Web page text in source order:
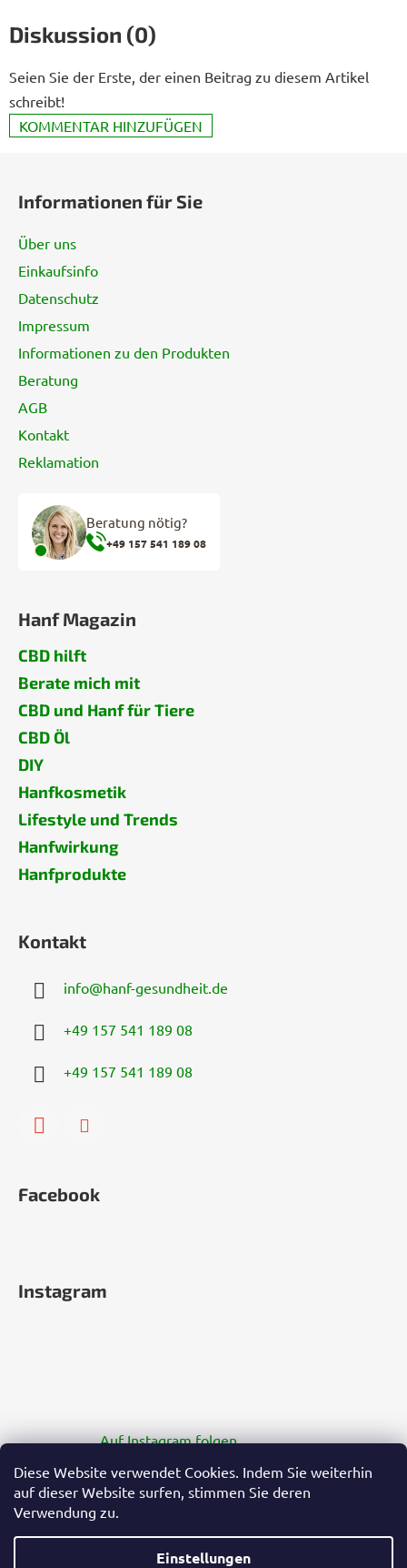
Diese Website verwendet Cookies. Indem Sie weiterhin
auf dieser Website surfen, stimmen Sie deren
Verwendung zu.
Einstellungen
Diskussion (0)
Seien Sie der Erste, der einen Beitrag zu diesem Artikel
schreibt!
KOMMENTAR HINZUFÜGEN
Informationen für Sie
Über uns
Einkaufsinfo
Datenschutz
Impressum
Informationen zu den Produkten
Beratung
AGB
Kontakt
Reklamation
Beratung nötig?
+49 157 541 189 08
Hanf Magazin
CBD hilft
Berate mich mit
CBD und Hanf für Tiere
CBD Öl
DIY
Hanfkosmetik
Lifestyle und Trends
Hanfwirkung
Hanfprodukte
Kontakt
info@hanf-gesundheit.de
+49 157 541 189 08
+49 157 541 189 08
Facebook
Instagram
Auf Instagram folgen